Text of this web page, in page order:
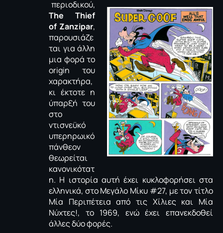
περιοδικού,
The Thief
of Zanzipar,
παρουσιάζε
ται για άλλη
μια φορά το
origin του
χαρακτήρα,
κι έκτοτε η
ύπαρξή του
στο
ντισνεϋκό
υπερηρωικό
πάνθεον
θεωρείται
κανονικότατ
η. Η ιστορία αυτή έχει κυκλοφορήσει στα
ελληνικά, στο Μεγάλο Μίκυ #27, με τον τίτλο
Μία Περιπέτεια από τις Χίλιες και Μία
Νύχτες!, το 1969, ενώ έχει επανεκδοθεί
άλλες δύο φορές.